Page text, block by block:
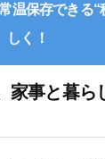
温保存できる“
しく！
家事と暮ら